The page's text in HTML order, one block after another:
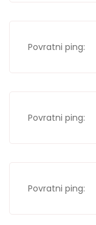
Povratni ping:
Povratni ping:
Povratni ping: